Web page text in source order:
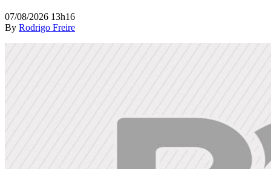
07/08/2026 13h16
By Rodrigo Freire